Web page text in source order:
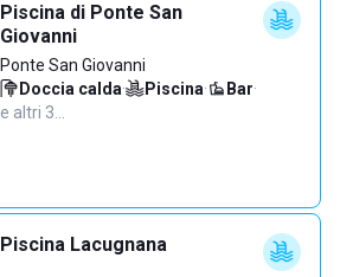
Piscina di Ponte San
Giovanni
Ponte San Giovanni
Doccia calda· Piscina· Bar·
e altri 3…
Piscina Lacugnana